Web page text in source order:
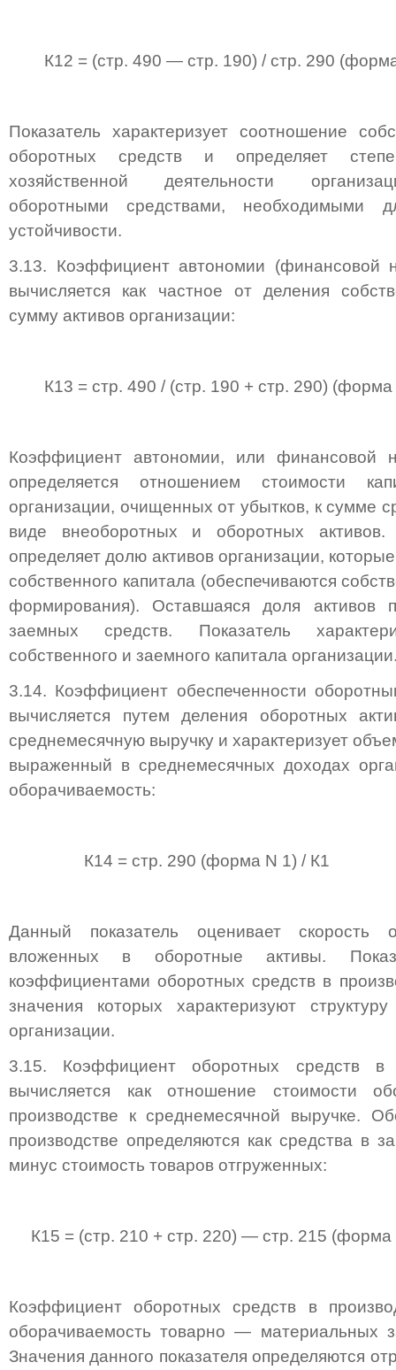
К12 = (стр. 490 — стр. 190) / стр. 290
Показатель характеризует соотношение
оборотных средств и определяет
хозяйственной деятельности
оборотными средствами, необходимыми
устойчивости.
3.13. Коэффициент автономии (финансовой
вычисляется как частное от деления
сумму активов организации:
К13 = стр. 490 / (стр. 190 + стр. 290) (форма
Коэффициент автономии, или финансовой
определяется отношением стоимости
организации, очищенных от убытков, к сумме
виде внеоборотных и оборотных активов.
определяет долю активов организации,
собственного капитала (обеспечиваются
формирования). Оставшаяся доля активов
заемных средств. Показатель
собственного и заемного капитала
3.14. Коэффициент обеспеченности
вычисляется путем деления оборотных
среднемесячную выручку и характеризует
выраженный в среднемесячных доходах
оборачиваемость:
К14 = стр. 290 (форма N 1) / К1
Данный показатель оценивает скорость
вложенных в оборотные активы.
коэффициентами оборотных средств в
значения которых характеризуют
организации.
3.15. Коэффициент оборотных средств в
вычисляется как отношение стоимости
производстве к среднемесячной выручке.
производстве определяются как средства в
минус стоимость товаров отгруженных:
К15 = (стр. 210 + стр. 220) — стр. 215 (форма
Коэффициент оборотных средств в
оборачиваемость товарно — материальных
Значения данного показателя определяются